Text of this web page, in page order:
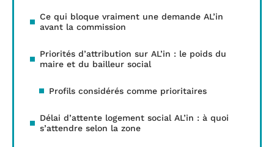
Ce qui bloque vraiment une demande AL’in
avant la commission
Priorités d’attribution sur AL’in : le poids du
maire et du bailleur social
Profils considérés comme prioritaires
Délai d’attente logement social AL’in : à quoi
s’attendre selon la zone